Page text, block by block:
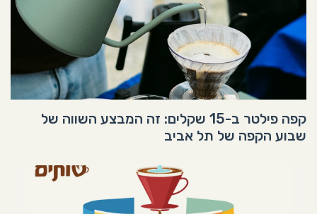
קפה פילטר ב-15 שקלים: זה המבצע השווה של
שבוע הקפה של תל אביב